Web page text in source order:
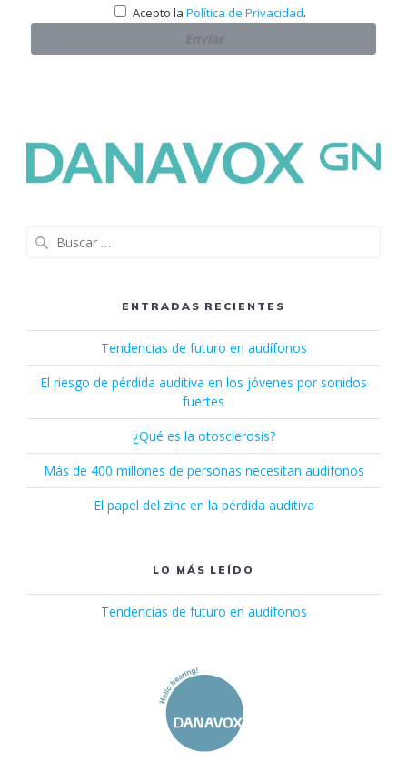
Acepto la Política de Privacidad.
ENTRADAS RECIENTES
Tendencias de futuro en audífonos
El riesgo de pérdida auditiva en los jóvenes por sonidos
fuertes
¿Qué es la otosclerosis?
Más de 400 millones de personas necesitan audífonos
El papel del zinc en la pérdida auditiva
LO MÁS LEÍDO
Tendencias de futuro en audífonos